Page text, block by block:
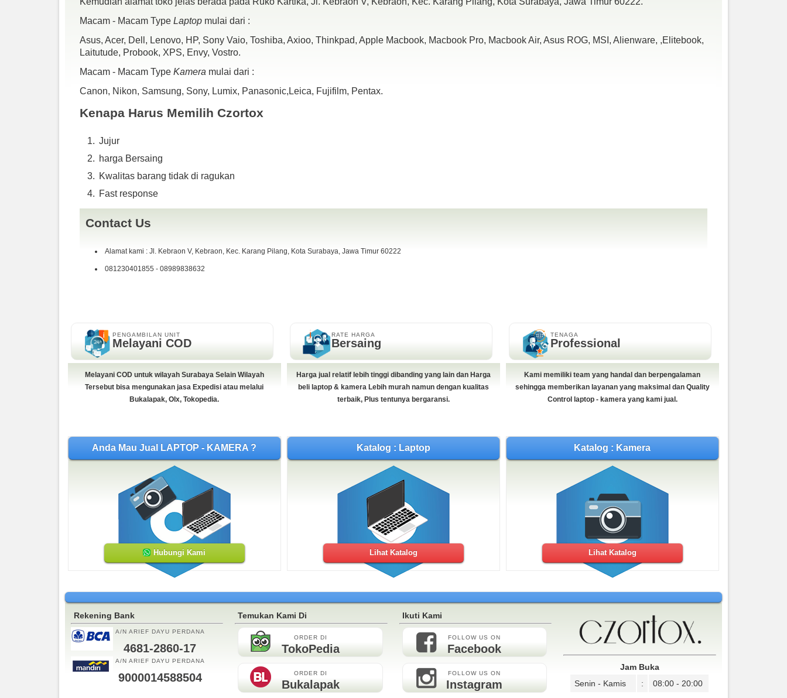
Macam - Macam Type Laptopmulai dari :
Asus, Acer, Dell, Lenovo, HP, Sony Vaio, Toshiba, Axioo, Thinkpad, Apple Macbook, Macbook Pro, Macbook Air, Asus ROG, MSI, Alienware, ,Elitebook,
Laitutude, Probook, XPS, Envy, Vostro.
Macam - Macam Type Kamera mulai dari :
Canon, Nikon, Samsung, Sony, Lumix, Panasonic,Leica, Fujifilm, Pentax.
Kenapa Harus Memilih Czortox
Jujur
harga Bersaing
Kwalitas barang tidak di ragukan
Fast response
Contact Us
Alamat kami : Jl. Kebraon V, Kebraon, Kec. Karang Pilang, Kota Surabaya, Jawa Timur 60222
081230401855 - 08989838632
PENGAMBILAN UNIT
Melayani COD
Melayani COD untuk wilayah Surabaya Selain Wilayah
Tersebut bisa mengunakan jasa Expedisi atau melalui
Bukalapak, Olx, Tokopedia.
RATE HARGA
Bersaing
Harga jual relatif lebih tinggi dibanding yang lain dan Harga
beli laptop & kamera Lebih murah namun dengan kualitas
terbaik, Plus tentunya bergaransi.
TENAGA
Professional
Kami memiliki team yang handal dan berpengalaman
sehingga memberikan layanan yang maksimal dan Quality
Control laptop - kamera yang kami jual.
Anda Mau Jual LAPTOP - KAMERA ?
Hubungi Kami
Katalog : Laptop
Lihat Katalog
Katalog : Kamera
Lihat Katalog
Rekening Bank
A/N ARIEF DAYU PERDANA
4681-2860-17
A/N ARIEF DAYU PERDANA
9000014588504
Temukan Kami Di
ORDER DI
TokoPedia
ORDER DI
Bukalapak
Ikuti Kami
FOLLOW US ON
Facebook
FOLLOW US ON
Instagram
Jam Buka
Senin - Kamis
:
08:00 - 20:00